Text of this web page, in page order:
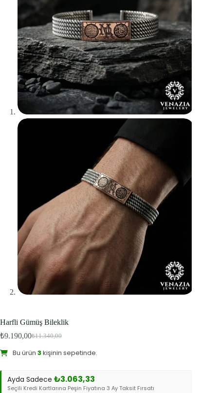
Harfli Gümüş Bileklik
₺11.340,00
Orijinal
₺11.340,00.
₺9.190,00Şu
fiyat:
Bu ürünü şu an11kişi inceliyor.
Bu ürün
Sevilen Ürün:8kişi favoriledi.
Ayda Sadece ₺3.063,33
Seçili Kredi Kartlarına Peşin Fiyatına 3 Ay Taksit Fırsatı